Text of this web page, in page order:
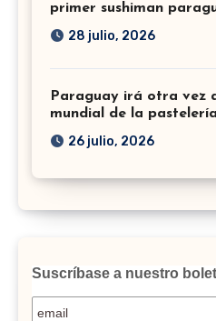
primer sushiman
28 julio, 2026
Paraguay irá otra vez
mundial de la pastelería
26 julio, 2026
Suscríbase a nuestro